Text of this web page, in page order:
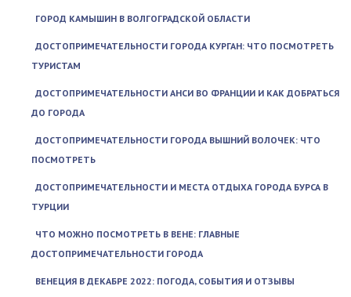
ГОРОД КАМЫШИН В ВОЛГОГРАДСКОЙ ОБЛАСТИ
ДОСТОПРИМЕЧАТЕЛЬНОСТИ ГОРОДА КУРГАН: ЧТО ПОСМОТРЕТЬ
ТУРИСТАМ
ДОСТОПРИМЕЧАТЕЛЬНОСТИ АНСИ ВО ФРАНЦИИ И КАК ДОБРАТЬСЯ
ДО ГОРОДА
ДОСТОПРИМЕЧАТЕЛЬНОСТИ ГОРОДА ВЫШНИЙ ВОЛОЧЕК: ЧТО
ПОСМОТРЕТЬ
ДОСТОПРИМЕЧАТЕЛЬНОСТИ И МЕСТА ОТДЫХА ГОРОДА БУРСА В
ТУРЦИИ
ЧТО МОЖНО ПОСМОТРЕТЬ В ВЕНЕ: ГЛАВНЫЕ
ДОСТОПРИМЕЧАТЕЛЬНОСТИ ГОРОДА
ВЕНЕЦИЯ В ДЕКАБРЕ 2022: ПОГОДА, СОБЫТИЯ И ОТЗЫВЫ